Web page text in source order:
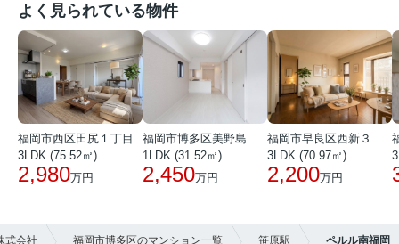
よく見られている物件
福岡市西区田尻１丁目
3LDK (75.52㎡)
2,980万円
1LDK (31.52㎡)
2,450万円
3LDK (70.97㎡)
2,200万円
式会社 福岡市博多区のマンション一覧 笹原駅 ペルル南福岡